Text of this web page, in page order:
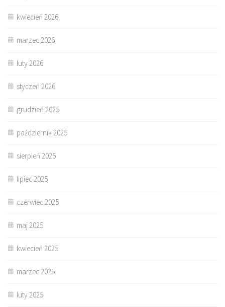
kwiecień 2026
marzec 2026
luty 2026
styczeń 2026
grudzień 2025
październik 2025
sierpień 2025
lipiec 2025
czerwiec 2025
maj 2025
kwiecień 2025
marzec 2025
luty 2025